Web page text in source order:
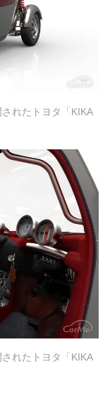
れたトヨタ「KIKA
れたトヨタ「KIKA